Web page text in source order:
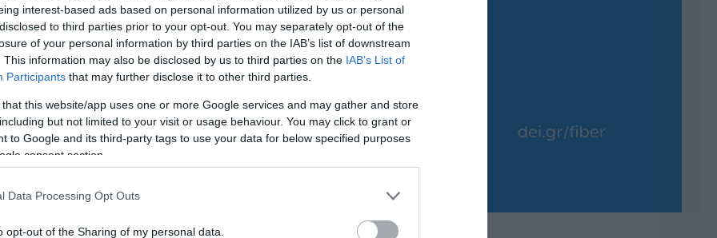
interest-based ads based on personal information utilized by us or personal
to third parties prior to your opt-out. You may separately opt-out of the
of your personal information by third parties on the IAB’s list of downstream
This information may also be disclosed by us to third parties on the IAB’s List of
Participants that may further disclose it to other third parties.
that this website/app uses one or more Google services and may gather and store
but not limited to your visit or usage behaviour. You may click to grant or
to Google and its third-party tags to use your data for below specified purposes
consent section.
Data Processing Opt Outs
opt-out of the Sharing of my personal data.